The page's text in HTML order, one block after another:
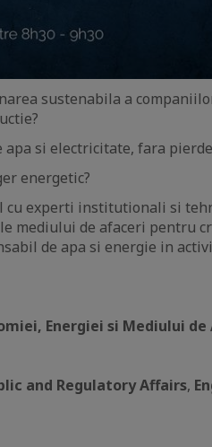
sustenabila a companiilor
apa si electricitate, fara
energetic?
cu experti institutionali si
mediului de afaceri pentru
de apa si energie in
Energiei si Mediului
and Regulatory Affairs,